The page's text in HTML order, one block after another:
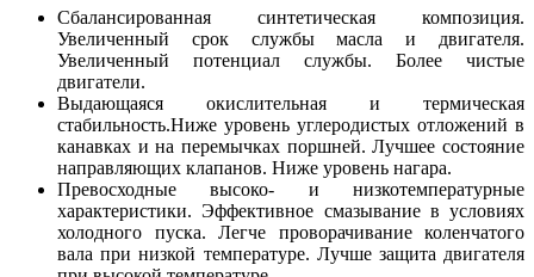
Сбалансированная синтетическая композиция.
Увеличенный срок службы масла и двигателя.
Увеличенный потенциал службы. Более чистые
двигатели.
Выдающаяся окислительная и термическая
стабильность.Ниже уровень углеродистых отложений в
канавках и на перемычках поршней. Лучшее состояние
направляющих клапанов. Ниже уровень нагара.
Превосходные высоко- и низкотемпературные
характеристики. Эффективное смазывание в условиях
холодного пуска. Легче проворачивание коленчатого
вала при низкой температуре. Лучше защита двигателя